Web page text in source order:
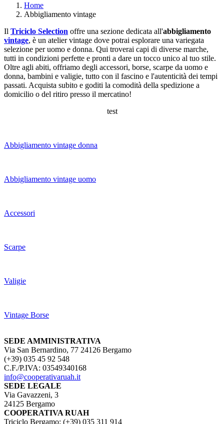
Home
Abbigliamento vintage
Il Triciclo Selection offre una sezione dedicata all'abbigliamento
vintage, è un atelier vintage dove potrai esplorare una variegata
selezione per uomo e donna. Qui troverai capi di diverse marche,
tutti in condizioni perfette e pronti a dare un tocco unico al tuo stile.
Oltre agli abiti, offriamo degli accessori, borse, scarpe da uomo e
donna, bambini e valigie, tutto con il fascino e l'autenticità dei tempi
passati. Acquista subito e goditi la comodità della spedizione a
domicilio o del ritiro presso il mercatino!
test
Abbigliamento vintage donna
Abbigliamento vintage uomo
Accessori
Scarpe
Valigie
Vintage Borse
SEDE AMMINISTRATIVA
Via San Bernardino, 77 24126 Bergamo
(+39) 035 45 92 548
C.F./P.IVA: 03549340168
info@cooperativaruah.it
SEDE LEGALE
Via Gavazzeni, 3
24125 Bergamo
COOPERATIVA RUAH
Triciclo Bergamo: (+39) 035 311 914